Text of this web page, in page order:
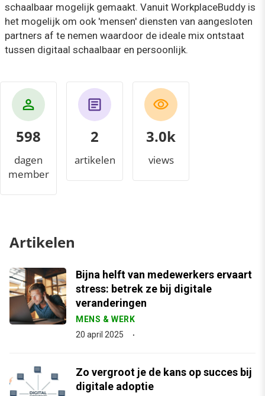
schaalbaar mogelijk gemaakt. Vanuit WorkplaceBuddy is
het mogelijk om ook 'mensen' diensten van aangesloten
partners af te nemen waardoor de ideale mix ontstaat
tussen digitaal schaalbaar en persoonlijk.
598
dagen
member
2
artikelen
3.1k
views
Artikelen
Bijna helft van medewerkers ervaart
stress: betrek ze bij digitale
veranderingen
MENS & WERK
20 april 2025
Zo vergroot je de kans op succes bij
digitale adoptie